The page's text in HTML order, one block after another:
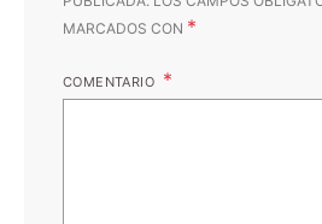
MARCADOS CON *
COMENTARIO